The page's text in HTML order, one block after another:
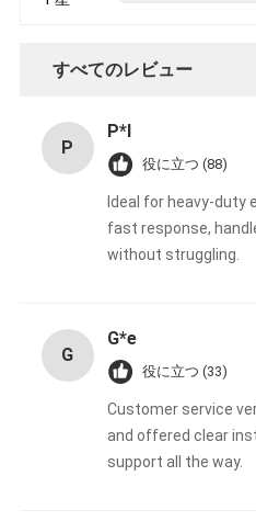
すべてのレビュー
P
P*l
役に立つ (88)
Ideal for heavy-duty
fast response,
without struggling.
G
G*e
役に立つ (33)
Customer service
and offered clear
support all the way.